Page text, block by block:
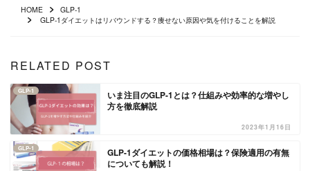
HOME
GLP-1
GLP-1ダイエットはリバウンドする？痩せない原因や気を付けることを解説
RELATED POST
GLP-1
いま注目のGLP-1とは？仕組みや効率的な増やし
方を徹底解説
2023年1月16日
GLP-1
GLP-1ダイエットの価格相場は？保険適用の有無
についても解説！